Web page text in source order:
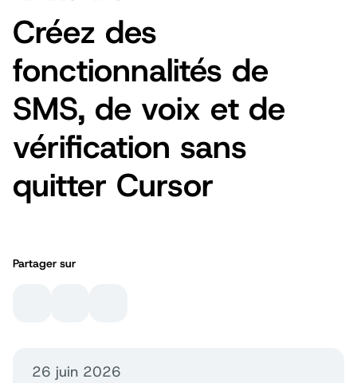
Créez des
fonctionnalités de
SMS, de voix et de
vérification sans
quitter Cursor
Partager sur
26 juin 2026